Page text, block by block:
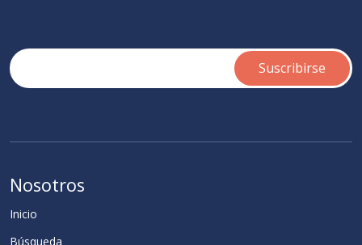
Nosotros
Inicio
Búsqueda